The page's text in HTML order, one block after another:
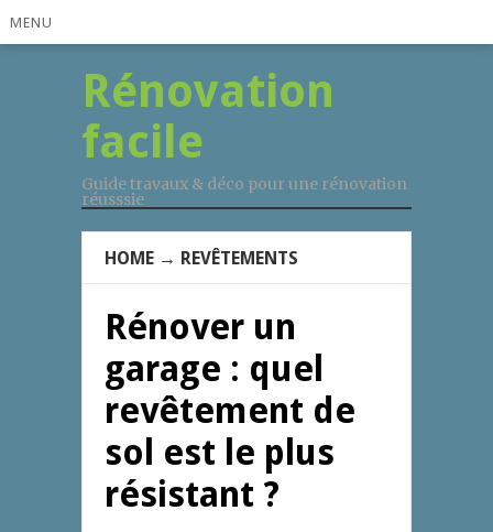
MENU
Rénovation
facile
Guide travaux & déco pour une rénovation
réusssie
HOME → REVÊTEMENTS
Rénover un
garage : quel
revêtement de
sol est le plus
résistant ?